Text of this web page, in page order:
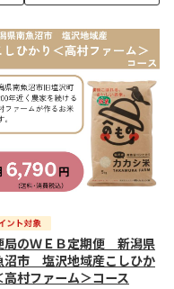
局のＷＥＢ定期便 新潟県
沼市 塩沢地域産こしひか
高村ファーム＞コース